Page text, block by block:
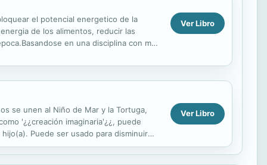
el potencial energetico de la
de los alimentos, reducir las
en una disciplina con mas
Ver Libro
se unen al Niño de Mar y la Tortuga,
'¿¿creación imaginaria'¿¿, puede
Puede ser usado para disminuir
Ver Libro